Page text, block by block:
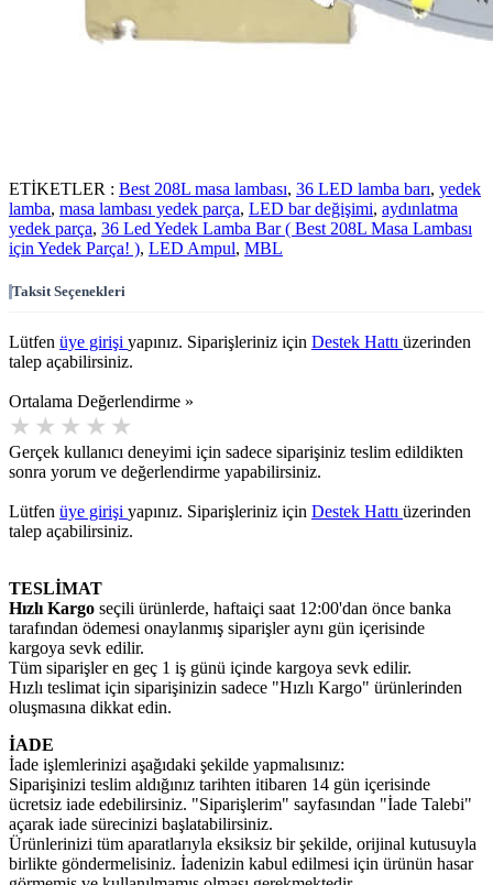
ETİKETLER : Best 208L masa lambası, 36 LED lamba barı, yedek
lamba, masa lambası yedek parça, LED bar değişimi, aydınlatma
yedek parça, 36 Led Yedek Lamba Bar ( Best 208L Masa Lambası
için Yedek Parça! ), LED Ampul, MBL
Taksit Seçenekleri
Lütfen üye girişi yapınız. Siparişleriniz için Destek Hattı üzerinden
talep açabilirsiniz.
Ortalama Değerlendirme »
Gerçek kullanıcı deneyimi için sadece siparişiniz teslim edildikten
sonra yorum ve değerlendirme yapabilirsiniz.
Lütfen üye girişi yapınız. Siparişleriniz için Destek Hattı üzerinden
talep açabilirsiniz.
TESLİMAT
Hızlı Kargo seçili ürünlerde, haftaiçi saat 12:00'dan önce banka
tarafından ödemesi onaylanmış siparişler aynı gün içerisinde
kargoya sevk edilir.
Tüm siparişler en geç 1 iş günü içinde kargoya sevk edilir.
Hızlı teslimat için siparişinizin sadece "Hızlı Kargo" ürünlerinden
oluşmasına dikkat edin.
İADE
İade işlemlerinizi aşağıdaki şekilde yapmalısınız:
Siparişinizi teslim aldığınız tarihten itibaren 14 gün içerisinde
ücretsiz iade edebilirsiniz. "Siparişlerim" sayfasından "İade Talebi"
açarak iade sürecinizi başlatabilirsiniz.
Ürünlerinizi tüm aparatlarıyla eksiksiz bir şekilde, orijinal kutusuyla
birlikte göndermelisiniz. İadenizin kabul edilmesi için ürünün hasar